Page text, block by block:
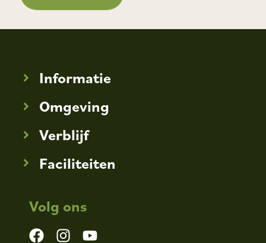
Informatie
Omgeving
Verblijf
Faciliteiten
Volg ons